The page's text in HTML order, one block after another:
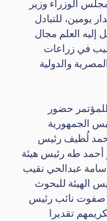
الوزراء وزير
يومين، للتبادل
العلم مجال
في زراعات
والدولية
حضور
الجمهورية
لُطيف رئيس
طه رئيس هيئة
أسامة عبدالحي نقيب
الهيئة للبحوث
صفوت نائب رئيس
تقديرا